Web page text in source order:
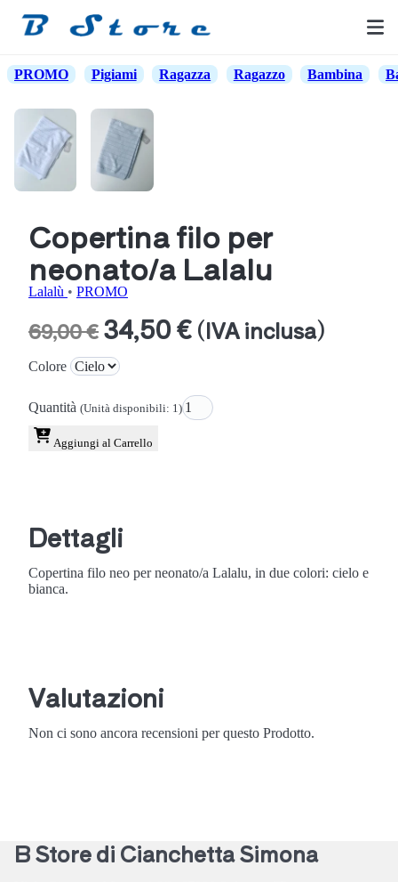
PROMO Pigiami Ragazza Ragazzo Bambina
Copertina filo per
neonato/a Lalalu
Lalalù • PROMO
69,00 €34,50 € (IVA inclusa)
Colore
Quantità (Unità disponibili: 1)
Aggiungi al Carrello
Dettagli
Copertina filo neo per neonato/a Lalalu, in due colori: cielo e
bianca.
Valutazioni
Non ci sono ancora recensioni per questo Prodotto.
B Store di Cianchetta Simona